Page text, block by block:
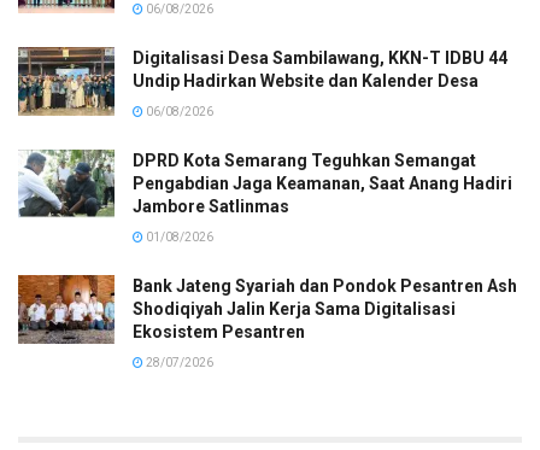
06/08/2026
Digitalisasi Desa Sambilawang, KKN-T IDBU 44
Undip Hadirkan Website dan Kalender Desa
06/08/2026
DPRD Kota Semarang Teguhkan Semangat
Pengabdian Jaga Keamanan, Saat Anang Hadiri
Jambore Satlinmas
01/08/2026
Bank Jateng Syariah dan Pondok Pesantren Ash
Shodiqiyah Jalin Kerja Sama Digitalisasi
Ekosistem Pesantren
28/07/2026